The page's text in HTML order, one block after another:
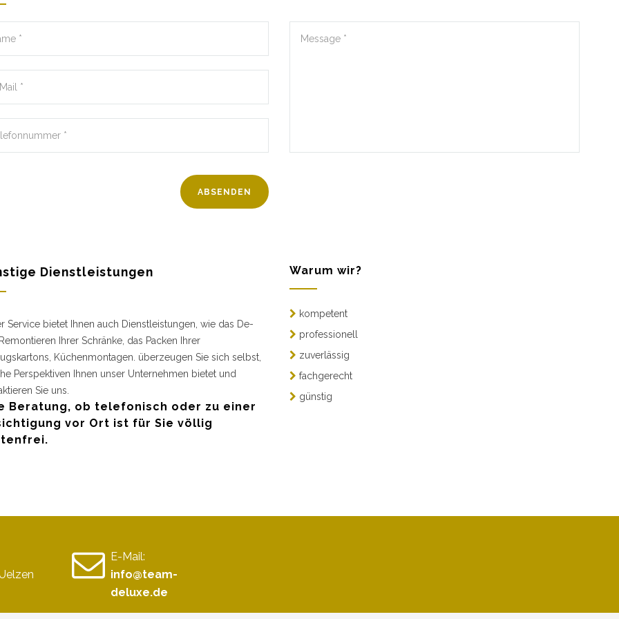
Dienstleistungen
Service bietet Ihnen auch Dienstleistungen, wie das De-
Ihrer Schränke, das Packen Ihrer
Küchenmontagen. überzeugen Sie sich selbst,
Perspektiven Ihnen unser Unternehmen bietet und
Sie uns.
Beratung, ob telefonisch oder zu einer
vor Ort ist für Sie völlig
Warum wir?
kompetent
professionell
zuverlässig
fachgerecht
günstig
E-Mail:
info@team-
deluxe.de